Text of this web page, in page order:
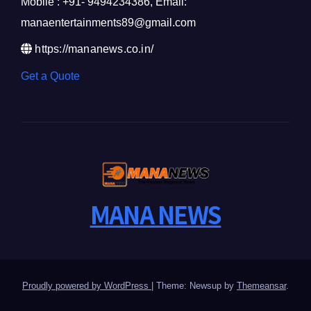
manaentertainments89@gmail.com
https://mananews.co.in/
Get a Quote
MANA NEWS
Proudly powered by WordPress Theme: Newsup by Themeansar.